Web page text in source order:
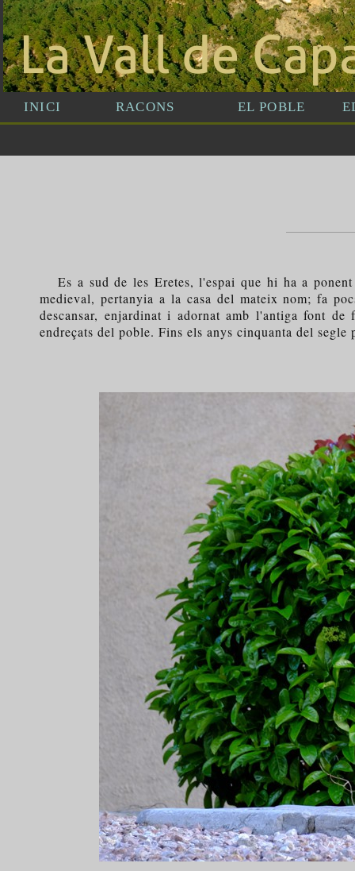
Es a sud de les Eretes, l'espai que hi ha a
medieval, pertanyia a la casa del mateix nom; fa
descansar, enjardinat i adornat amb l'antiga font
endreçats del poble. Fins els anys cinquanta del segle